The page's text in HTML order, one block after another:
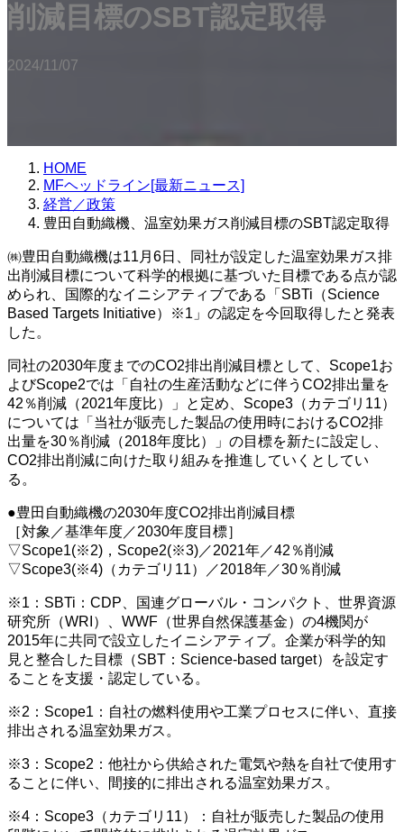
削減目標のSBT認定取得
2024/11/07
HOME
MFヘッドライン[最新ニュース]
経営／政策
豊田自動織機、温室効果ガス削減目標のSBT認定取得
㈱豊田自動織機は11月6日、同社が設定した温室効果ガス排
出削減目標について科学的根拠に基づいた目標である点が認
められ、国際的なイニシアティブである「SBTi（Science
Based Targets Initiative）※1」の認定を今回取得したと発表
した。
同社の2030年度までのCO2排出削減目標として、Scope1お
よびScope2では「自社の生産活動などに伴うCO2排出量を
42％削減（2021年度比）」と定め、Scope3（カテゴリ11）
については「当社が販売した製品の使用時におけるCO2排
出量を30％削減（2018年度比）」の目標を新たに設定し、
CO2排出削減に向けた取り組みを推進していくとしてい
る。
●豊田自動織機の2030年度CO2排出削減目標
［対象／基準年度／2030年度目標］
▽Scope1(※2)，Scope2(※3)／2021年／42％削減
▽Scope3(※4)（カテゴリ11）／2018年／30％削減
※1：SBTi：CDP、国連グローバル・コンパクト、世界資源
研究所（WRI）、WWF（世界自然保護基金）の4機関が
2015年に共同で設立したイニシアティブ。企業が科学的知
見と整合した目標（SBT：Science-based target）を設定す
ることを支援・認定している。
※2：Scope1：自社の燃料使用や工業プロセスに伴い、直接
排出される温室効果ガス。
※3：Scope2：他社から供給された電気や熱を自社で使用す
ることに伴い、間接的に排出される温室効果ガス。
※4：Scope3（カテゴリ11）：自社が販売した製品の使用